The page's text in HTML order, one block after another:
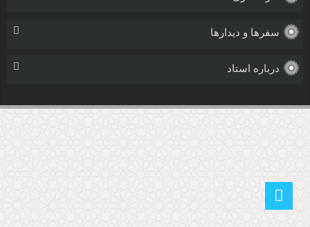
سفرها و دیدارها
درباره استاد